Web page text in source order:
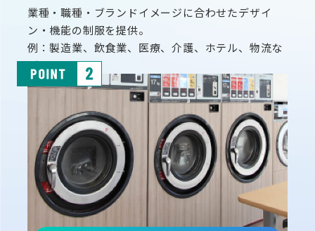
業種・職種・ブランドイメージに合わせたデザイ
ン・機能の制服を提供。
例：製造業、飲食業、医療、介護、ホテル、物流な
ど。